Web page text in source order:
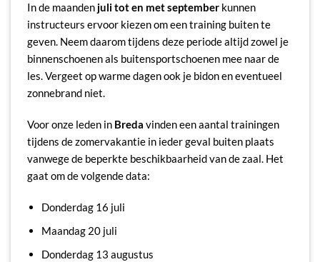
In de maanden juli tot en met septemberkunnen
instructeurs ervoor kiezen om een training buiten te
geven. Neem daarom tijdens deze periode altijd zowel je
binnenschoenen als buitensportschoenen mee naar de
les. Vergeet op warme dagen ook je bidon en eventueel
zonnebrand niet.
Voor onze leden in Breda vinden een aantal trainingen
tijdens de zomervakantie in ieder geval buiten plaats
vanwege de beperkte beschikbaarheid van de zaal. Het
gaat om de volgende data:
Donderdag 16 juli
Maandag 20 juli
Donderdag 13 augustus